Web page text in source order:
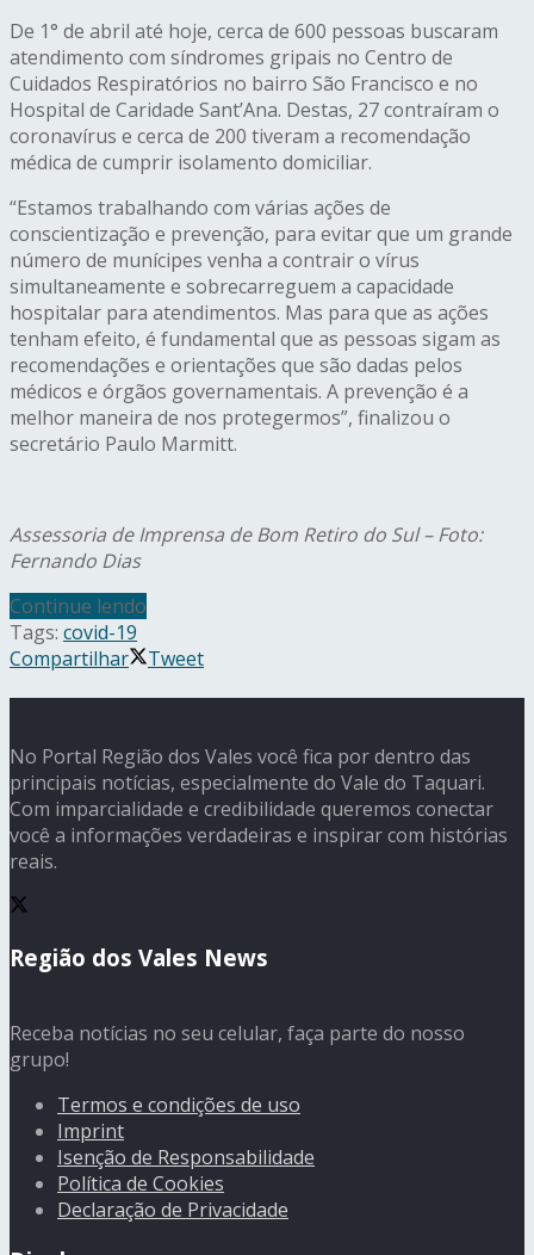
De 1° de abril até hoje, cerca de 600 pessoas buscaram
atendimento com síndromes gripais no Centro de
Cuidados Respiratórios no bairro São Francisco e no
Hospital de Caridade Sant’Ana. Destas, 27 contraíram o
coronavírus e cerca de 200 tiveram a recomendação
médica de cumprir isolamento domiciliar.
“Estamos trabalhando com várias ações de
conscientização e prevenção, para evitar que um grande
número de munícipes venha a contrair o vírus
simultaneamente e sobrecarreguem a capacidade
hospitalar para atendimentos. Mas para que as ações
tenham efeito, é fundamental que as pessoas sigam as
recomendações e orientações que são dadas pelos
médicos e órgãos governamentais. A prevenção é a
melhor maneira de nos protegermos”, finalizou o
secretário Paulo Marmitt.
Assessoria de Imprensa de Bom Retiro do Sul – Foto:
Fernando Dias
Continue lendo
Tags: covid-19
Compartilhar
Tweet
No Portal Região dos Vales você fica por dentro das
principais notícias, especialmente do Vale do Taquari.
Com imparcialidade e credibilidade queremos conectar
você a informações verdadeiras e inspirar com histórias
reais.
Região dos Vales News
Receba notícias no seu celular, faça parte do nosso
grupo!
Termos e condições de uso
Imprint
Isenção de Responsabilidade
Política de Cookies
Declaração de Privacidade